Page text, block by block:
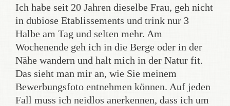
Ich habe seit 20 Jahren dieselbe Frau, geh nicht
in dubiose Etablissements und trink nur 3
Halbe am Tag und selten mehr. Am
Wochenende geh ich in die Berge oder in der
Nähe wandern und halt mich in der Natur fit.
Das sieht man mir an, wie Sie meinem
Bewerbungsfoto entnehmen können. Auf jeden
Fall muss ich neidlos anerkennen, dass ich um